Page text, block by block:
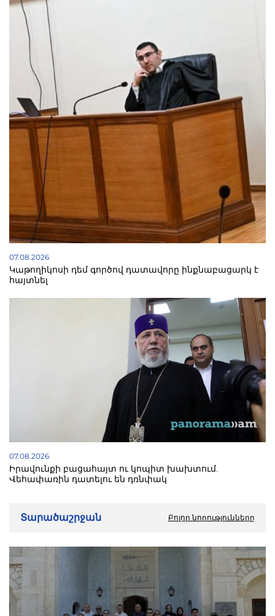
07.08.2026
Կաթողիկոսի դեմ գործով դատավորը ինքնաբացարկ է
հայտնել
07.08.2026
Իրավունքի բացահայտ ու կոպիտ խախտում.
Վեհափառին դատելու են դռնփակ
Տարածաշրջան Բոլոր նորությունները